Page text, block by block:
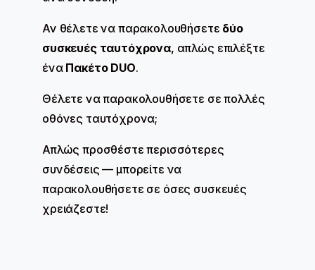
Αν θέλετε να παρακολουθήσετε δύο
συσκευές ταυτόχρονα, απλώς επιλέξτε
ένα Πακέτο DUO.
Θέλετε να παρακολουθήσετε σε πολλές
οθόνες ταυτόχρονα;
Απλώς προσθέστε περισσότερες
συνδέσεις — μπορείτε να
παρακολουθήσετε σε όσες συσκευές
χρειάζεστε!